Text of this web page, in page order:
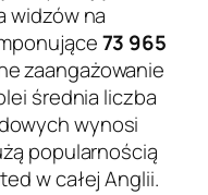
widzów na
73 965
zaangażowanie
średnia liczba
wynosi
popularnością
w całej Anglii.